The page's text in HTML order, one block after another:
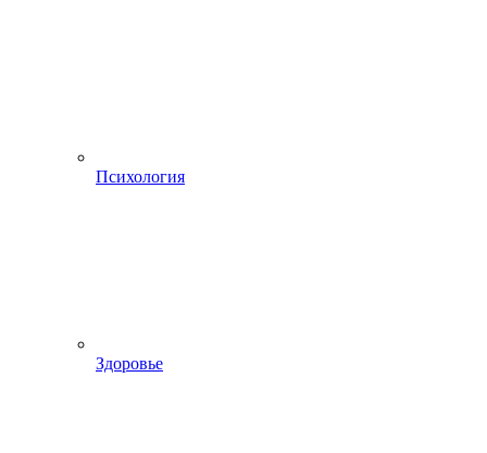
Психология
Здоровье